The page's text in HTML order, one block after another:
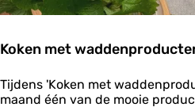
k
r
k
m
a
e
z
a
d
Koken met
K
o
Tijdens 'Koken met
maand één van de mooie